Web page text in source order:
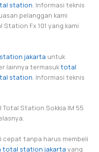
station. Informasi teknis
pelanggan kami
Fx 101 yang kami
jakarta untuk
lainnya termasuktotal
station. Informasi teknis
Total Station Sokkia IM 55
cepat tanpa harus membeli
total station jakarta yang